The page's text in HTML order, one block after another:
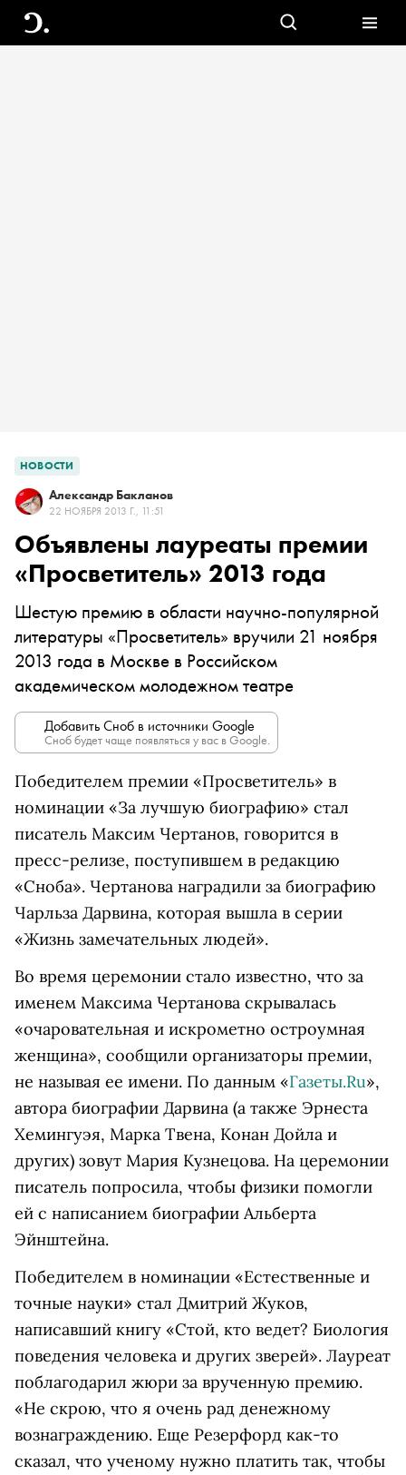
НОВОСТИ
Александр Бакланов
22 НОЯБРЯ 2013 Г., 11:51
Объявлены лауреаты премии
«Просветитель» 2013 года
Шестую премию в области научно-популярной
литературы «Просветитель» вручили 21 ноября
2013 года в Москве в Российском
академическом молодежном театре
Добавить Сноб в источники Google
Сноб будет чаще появляться у вас в Google.
Победителем премии «Просветитель» в
номинации «За лучшую биографию» стал
писатель Максим Чертанов, говорится в
пресс-релизе, поступившем в редакцию
«Сноба». Чертанова наградили за биографию
Чарльза Дарвина, которая вышла в серии
«Жизнь замечательных людей».
Во время церемонии стало известно, что за
именем Максима Чертанова скрывалась
«очаровательная и искрометно остроумная
женщина», сообщили организаторы премии,
не называя ее имени. По данным «Газеты.Ru»,
автора биографии Дарвина (а также Эрнеста
Хемингуэя, Марка Твена, Конан Дойла и
других) зовут Мария Кузнецова. На церемонии
писатель попросила, чтобы физики помогли
ей с написанием биографии Альберта
Эйнштейна.
Победителем в номинации «Естественные и
точные науки» стал Дмитрий Жуков,
написавший книгу «Стой, кто ведет? Биология
поведения человека и других зверей». Лауреат
поблагодарил жюри за врученную премию.
«Не скрою, что я очень рад денежному
вознаграждению. Еще Резерфорд как-то
сказал, что ученому нужно платить так, чтобы